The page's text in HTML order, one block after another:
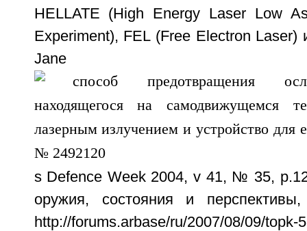
HELLATE (High Energy Laser Low
Experiment), FEL (Free Electron
Jane
s Defence Week 2004, v 41, № 35,
оружия, состояния и
http://forums.arbase/ru/2007/08/09/topk-